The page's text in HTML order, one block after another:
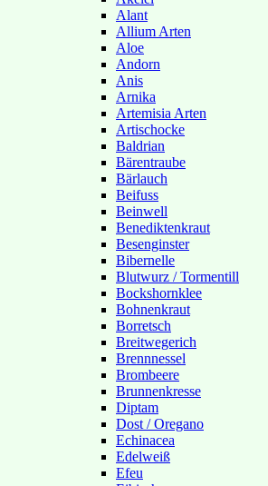
Alant
Allium Arten
Aloe
Andorn
Anis
Arnika
Artemisia Arten
Artischocke
Baldrian
Bärentraube
Bärlauch
Beifuss
Beinwell
Benediktenkraut
Besenginster
Bibernelle
Blutwurz / Tormentill
Bockshornklee
Bohnenkraut
Borretsch
Breitwegerich
Brennnessel
Brombeere
Brunnenkresse
Diptam
Dost / Oregano
Echinacea
Edelweiß
Efeu